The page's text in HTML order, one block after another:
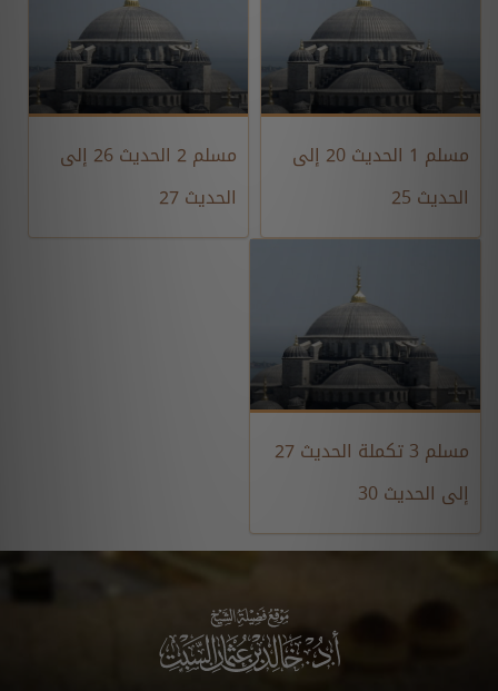
مسلم 1 الحديث 20 إلى
الحديث 25
مسلم 2 الحديث 26 إلى
الحديث 27
مسلم 3 تكملة الحديث 27
إلى الحديث 30